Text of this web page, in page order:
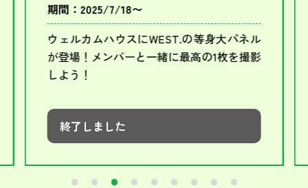
期間：2025/7/18〜
ウェルカムハウスにWEST.の等身大パネル
が登場！メンバーと一緒に最高の1枚を撮影
しよう！
終了しました